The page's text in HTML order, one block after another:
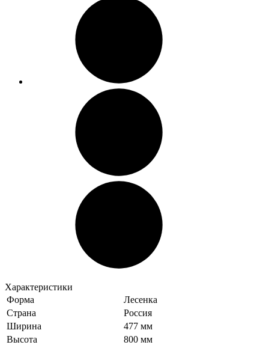
Характеристики
Форма
Лесенка
Страна
Россия
Ширина
477 мм
Высота
800 мм